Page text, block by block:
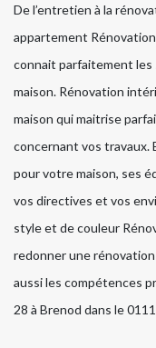
De l’entretien à la
appartement
connait parfaitement
maison. Rénovation
maison qui maitrise
concernant vos travaux.
pour votre maison, ses
vos directives et vos
style et de couleur
redonner une
aussi les compétences
28 à Brenod dans le